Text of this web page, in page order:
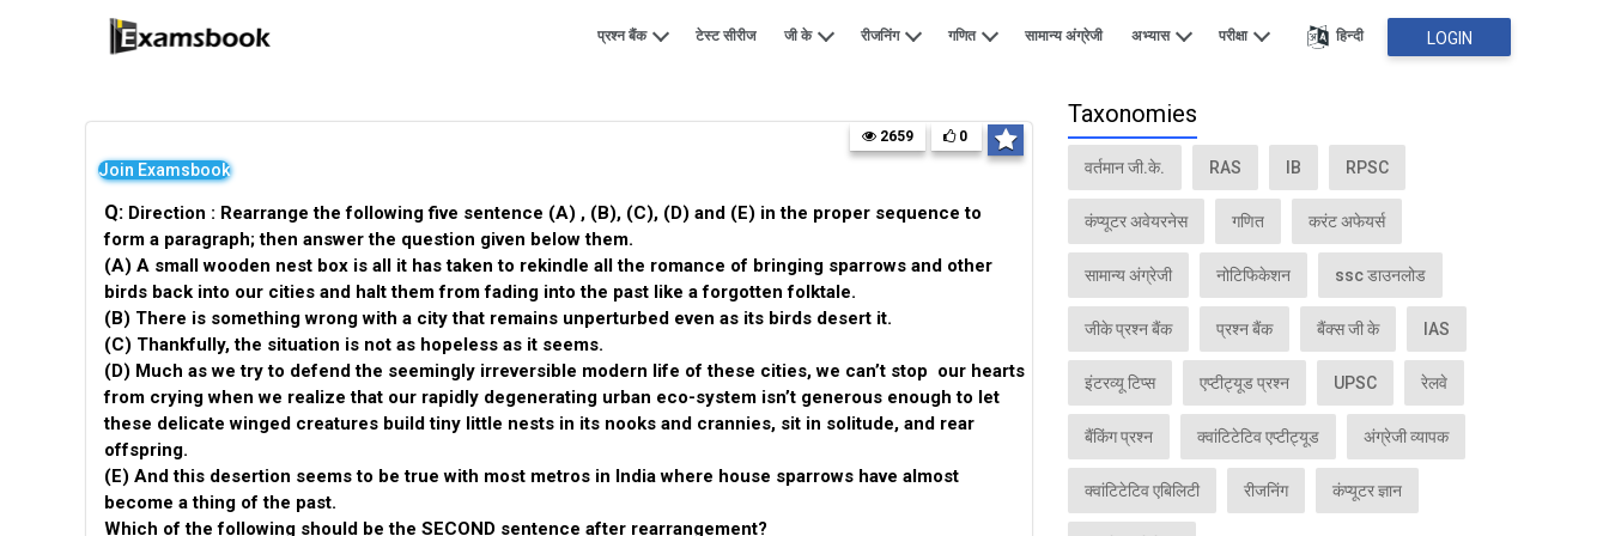
प्रश्न बैंक टेस्ट सीरीज जी के रीजनिंग गणित सामान्य अंग्रेजी अभ्यास परीक्षा हिन्दी LOGIN
Join Examsbook
2659 0
Q: Direction : Rearrange the following five sentence (A) , (B), (C), (D) and (E) in the proper sequence to
form a paragraph; then answer the question given below them.
(A) A small wooden nest box is all it has taken to rekindle all the romance of bringing sparrows and other
birds back into our cities and halt them from fading into the past like a forgotten folktale.
(B) There is something wrong with a city that remains unperturbed even as its birds desert it.
(C) Thankfully, the situation is not as hopeless as it seems.
(D) Much as we try to defend the seemingly irreversible modern life of these cities, we can’t stop our hearts
from crying when we realize that our rapidly degenerating urban eco-system isn’t generous enough to let
these delicate winged creatures build tiny little nests in its nooks and crannies, sit in solitude, and rear
offspring.
(E) And this desertion seems to be true with most metros in India where house sparrows have almost
become a thing of the past.
Which of the following should be the SECOND sentence after rearrangement?
Taxonomies
वर्तमान जी.के. RAS IB RPSC
कंप्यूटर अवेयरनेस गणित करंट अफेयर्स
सामान्य अंग्रेजी नोटिफिकेशन ssc डाउनलोड
जीके प्रश्न बैंक प्रश्न बैंक बैंक्स जी के IAS
इंटरव्यू टिप्स एप्टीट्यूड प्रश्न UPSC रेलवे
बैंकिंग प्रश्न क्वांटिटेटिव एप्टीट्यूड अंग्रेजी व्यापक
क्वांटिटेटिव एबिलिटी रीजनिंग कंप्यूटर ज्ञान